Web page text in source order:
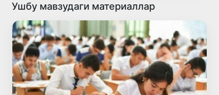
Ушбу мавзудаги материаллар